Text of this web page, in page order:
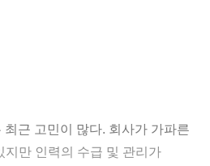
근 고민이 많다. 회사가 가파른
만 인력의 수급 및 관리가